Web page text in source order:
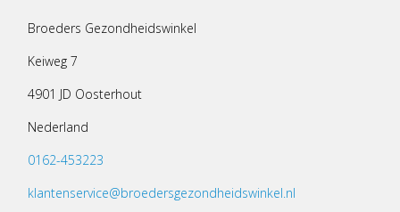
Broeders Gezondheidswinkel
Keiweg 7
4901 JD Oosterhout
Nederland
0162-453223
klantenservice@broedersgezondheidswinkel.nl